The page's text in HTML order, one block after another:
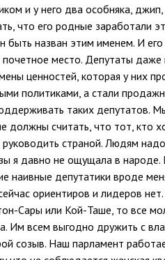
и у него два особняка,
что его родные заработали
быть назван этим именем. И
почетное место. Депутаты
ценностей, которая у них
политиками, а стали
таких депутатов.
должны считать, что тот, кто
страной. Людям
я давно не ощущала в народе.
наивные депутатики вроде
ориентиров и лидеров
Сары или Кой-Таше, то все
Им всем выгодно дружить с
созыв. Наш парламент